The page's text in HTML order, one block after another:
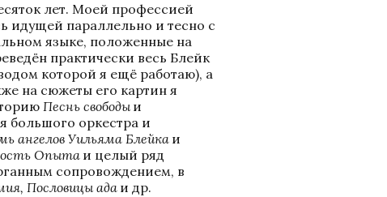
лет. Моей профессией
идущей параллельно и тесно с
языке, положенные на
практически весь Блейк
которой я ещё работаю), а
на сюжеты его картин я
Песнь свободы и
большого оркестра и
ангелов Уильяма Блейка
Опыта и целый ряд
сопровождением, в
Пословицы ада и др.